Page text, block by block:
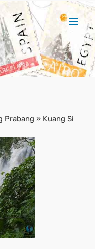
Prabang » Kuang Si